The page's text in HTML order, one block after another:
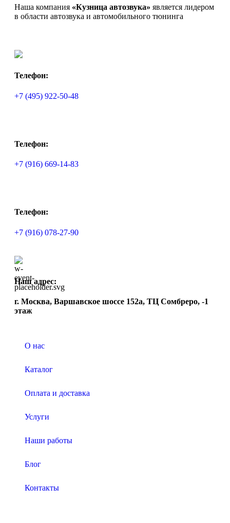
Наша компания «Кузница автозвука» является лидером
в области автозвука и автомобильного тюнинга
Телефон:
+7 (495) 922-50-48
Телефон:
+7 (916) 669-14-83
Телефон:
+7 (916) 078-27-90
Наш адрес:
г. Москва, Варшавское шоссе 152а, ТЦ Сомбреро, -1
этаж
О нас
Каталог
Оплата и доставка
Услуги
Наши работы
Блог
Контакты